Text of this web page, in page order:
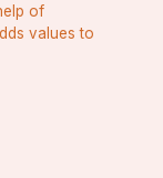
of
values to